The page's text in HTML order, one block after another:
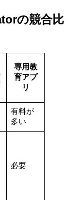
の競合比
専用教
育アプ
リ
有料が
多い
必要